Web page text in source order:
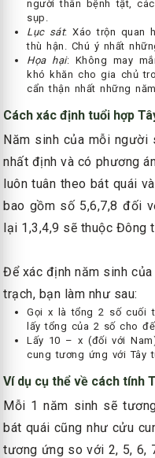
người thân bệnh tật,
sụp.
Lục sát: Xáo trộn quan
thù hận. Chú ý nhất
Họa hại: Không may
khó khăn cho gia chủ
cẩn thận nhất những
Cách xác định tuổi hợp
Năm sinh của mỗi người
nhất định và có phương
luôn tuân theo bát quái
bao gồm số 5,6,7,8 đối
lại 1,3,4,9 sẽ thuộc Đông
Để xác định năm sinh
trạch, bạn làm như sau:
Gọi x là tổng 2 số cuối
lấy tổng của 2 số cho
Lấy 10 – x (đối với
cung tương ứng với Tây
Ví dụ cụ thể về cách tính
Mỗi 1 năm sinh sẽ
bát quái cũng như cửu
tương ứng so với 2, 5, 6,